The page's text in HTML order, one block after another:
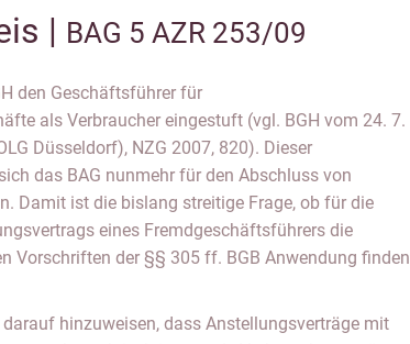
| BAG 5 AZR 253/09
den Geschäftsführer für
als Verbraucher eingestuft (vgl. BGH vom 24. 7.
Düsseldorf), NZG 2007, 820). Dieser
das BAG nunmehr für den Abschluss von
Damit ist die bislang streitige Frage, ob für die
eines Fremdgeschäftsführers die
Vorschriften der §§ 305 ff. BGB Anwendung finden
hinzuweisen, dass Anstellungsverträge mit